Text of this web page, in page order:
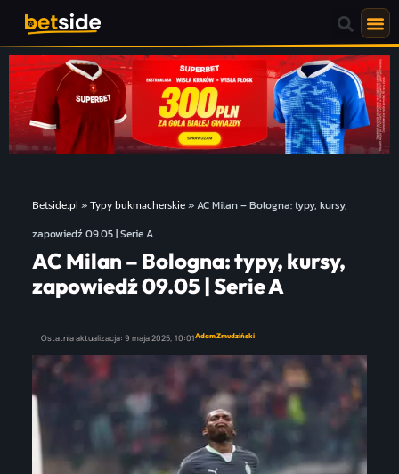
Betside.pl » Typy bukmacherskie»AC Milan – Bologna: typy, kursy,
zapowiedź 09.05 | Serie A
AC Milan – Bologna: typy, kursy,
zapowiedź 09.05 | Serie A
Ostatnia aktualizacja: 9 maja 2025, 10:01Adam Zmudziński